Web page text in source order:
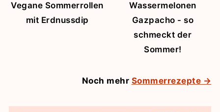
Vegane Sommerrollen
mit Erdnussdip
Wassermelonen
Gazpacho - so
schmeckt der
Sommer!
Noch mehr Sommerrezepte